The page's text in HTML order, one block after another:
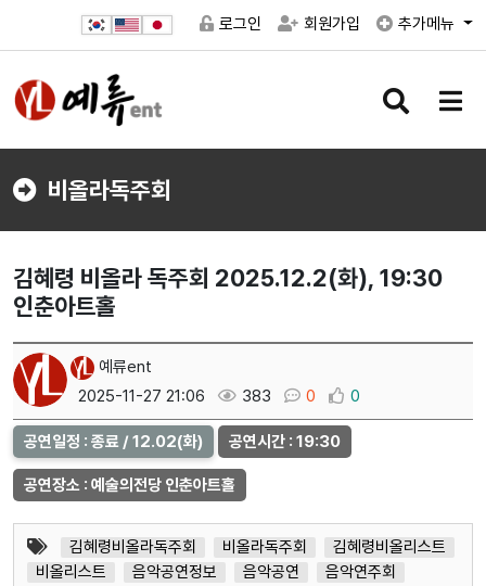
로그인 회원가입 추가메뉴
검
버
메
버
비올라독주회
김혜령 비올라 독주회 2025.12.2(화), 19:30
인춘아트홀
예류ent
2025-11-27 21:06
383 0 0
공연일정 : 종료 / 12.02(화) 공연시간 : 19:30
공연장소 : 예술의전당 인춘아트홀
김혜령비올라독주회 비올라독주회
김혜령비올리스트
비올리스트
음악공연정보 음악공연
음악연주회